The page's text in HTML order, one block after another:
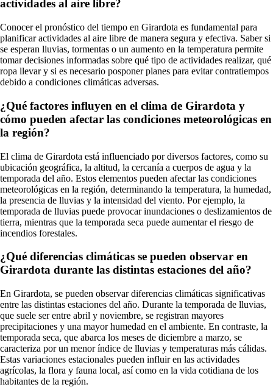
actividades al aire libre?
Conocer el pronóstico del tiempo en Girardota es fundamental para
planificar actividades al aire libre de manera segura y efectiva. Saber si
se esperan lluvias, tormentas o un aumento en la temperatura permite
tomar decisiones informadas sobre qué tipo de actividades realizar, qué
ropa llevar y si es necesario posponer planes para evitar contratiempos
debido a condiciones climáticas adversas.
¿Qué factores influyen en el clima de Girardota y
cómo pueden afectar las condiciones meteorológicas en
la región?
El clima de Girardota está influenciado por diversos factores, como su
ubicación geográfica, la altitud, la cercanía a cuerpos de agua y la
temporada del año. Estos elementos pueden afectar las condiciones
meteorológicas en la región, determinando la temperatura, la humedad,
la presencia de lluvias y la intensidad del viento. Por ejemplo, la
temporada de lluvias puede provocar inundaciones o deslizamientos de
tierra, mientras que la temporada seca puede aumentar el riesgo de
incendios forestales.
¿Qué diferencias climáticas se pueden observar en
Girardota durante las distintas estaciones del año?
En Girardota, se pueden observar diferencias climáticas significativas
entre las distintas estaciones del año. Durante la temporada de lluvias,
que suele ser entre abril y noviembre, se registran mayores
precipitaciones y una mayor humedad en el ambiente. En contraste, la
temporada seca, que abarca los meses de diciembre a marzo, se
caracteriza por un menor índice de lluvias y temperaturas más cálidas.
Estas variaciones estacionales pueden influir en las actividades
agrícolas, la flora y fauna local, así como en la vida cotidiana de los
habitantes de la región.